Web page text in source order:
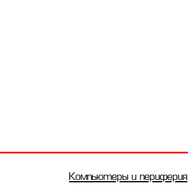
Компьютеры и периферия